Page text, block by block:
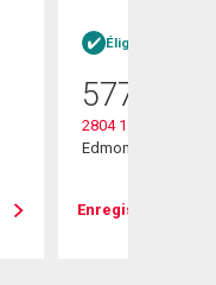
Éligible Louer
577 600
2804 190 Street Nw
Edmonton, AB
Enregistrer